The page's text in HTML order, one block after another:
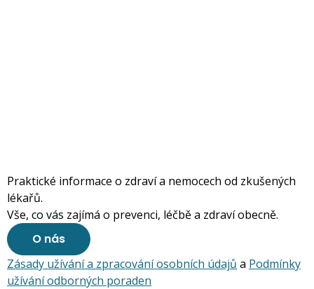
Praktické informace o zdraví a nemocech od zkušených
lékařů.
Vše, co vás zajímá o prevenci, léčbě a zdraví obecně.
O nás
Zásady užívání a zpracování osobních údajů a Podmínky
užívání odborných poraden